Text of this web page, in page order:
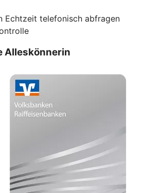
Echtzeit telefonisch abfragen
Alleskönnerin